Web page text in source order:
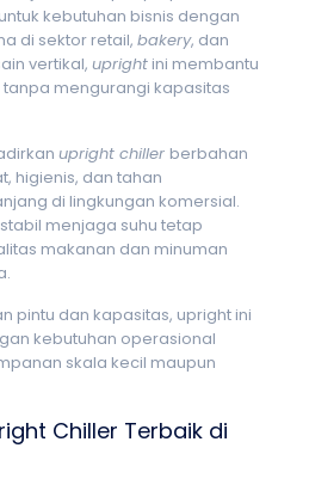
kebutuhan bisnis dengan
di sektor retail, bakery, dan
vertikal, uprightini membantu
mengurangi kapasitas
upright chiller berbahan
higienis, dan tahan
di lingkungan komersial.
menjaga suhu tetap
makanan dan minuman
pintu dan kapasitas, upright ini
kebutuhan operasional
skala kecil maupun
Chiller Terbaik di